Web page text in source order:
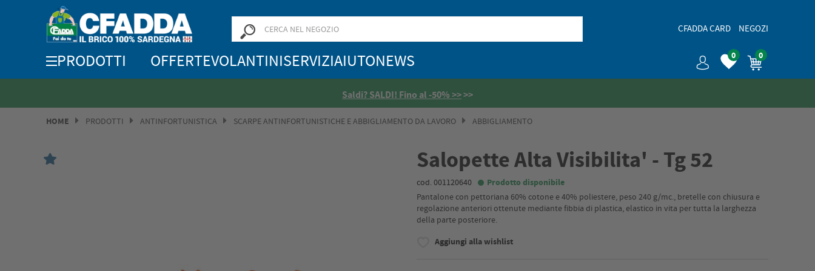
CFADDA CARD NEGOZI
0 0
PRODOTTI OFFERTEVOLANTINISERVIZIAIUTONEWS
Saldi? SALDI! Fino al -50% >>>>
HOME PRODOTTI ANTINFORTUNISTICA SCARPE ANTINFORTUNISTICHE E ABBIGLIAMENTO DA LAVORO ABBIGLIAMENTO
Salopette Alta Visibilita' - Tg 52
cod. 001120640 Prodotto disponibile
Pantalone con pettoriana 60% cotone e 40% poliestere, peso 240 g/mc., bretelle con chiusura e
regolazione anteriori ottenute mediante fibbia di plastica, elastico in vita per tutta la larghezza
della parte posteriore.
Aggiungi alla wishlist